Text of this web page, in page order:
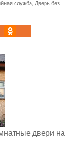
служба Дверь без
двери на